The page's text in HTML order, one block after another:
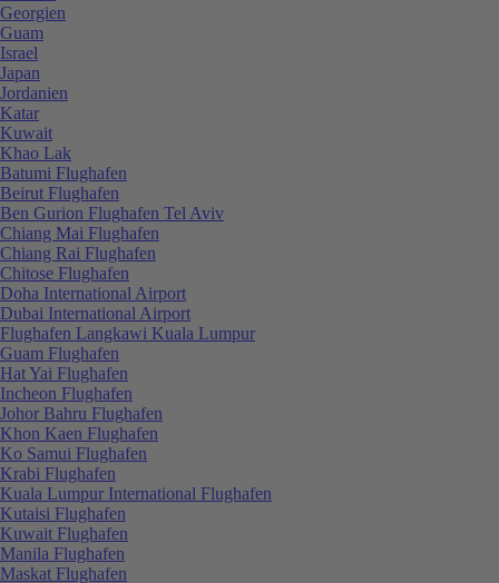
Georgien
Guam
Israel
Japan
Jordanien
Katar
Kuwait
Khao Lak
Batumi Flughafen
Beirut Flughafen
Ben Gurion Flughafen Tel Aviv
Chiang Mai Flughafen
Chiang Rai Flughafen
Chitose Flughafen
Doha International Airport
Dubai International Airport
Flughafen Langkawi Kuala Lumpur
Guam Flughafen
Hat Yai Flughafen
Incheon Flughafen
Johor Bahru Flughafen
Khon Kaen Flughafen
Ko Samui Flughafen
Krabi Flughafen
Kuala Lumpur International Flughafen
Kutaisi Flughafen
Kuwait Flughafen
Manila Flughafen
Maskat Flughafen